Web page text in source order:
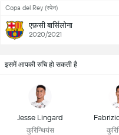
Copa del Rey (स्पेन)
एफ़सी बार्सिलोना
2020/2021
इसमें आपकी रुचि हो सकती है
Jesse Lingard
कुरिन्थियंस